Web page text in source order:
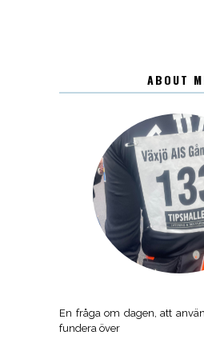
ABOUT
En fråga om dagen, att
fundera över